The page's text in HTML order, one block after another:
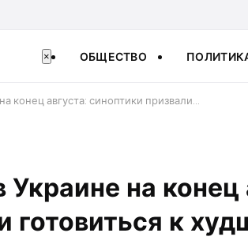
× ОБЩЕСТВО
конец августа: синоптики призвали…
Украине на конец
готовиться к